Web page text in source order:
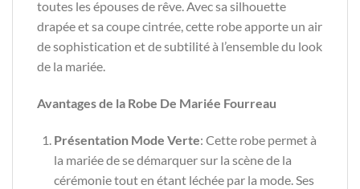
toutes les épouses de rêve. Avec sa silhouette
drapée et sa coupe cintrée, cette robe apporte un air
de sophistication et de subtilité à l’ensemble du look
de la mariée.
Avantages de la Robe De Mariée Fourreau
Présentation Mode Verte: Cette robe permet à
la mariée de se démarquer sur la scène de la
cérémonie tout en étant léchée par la mode. Ses